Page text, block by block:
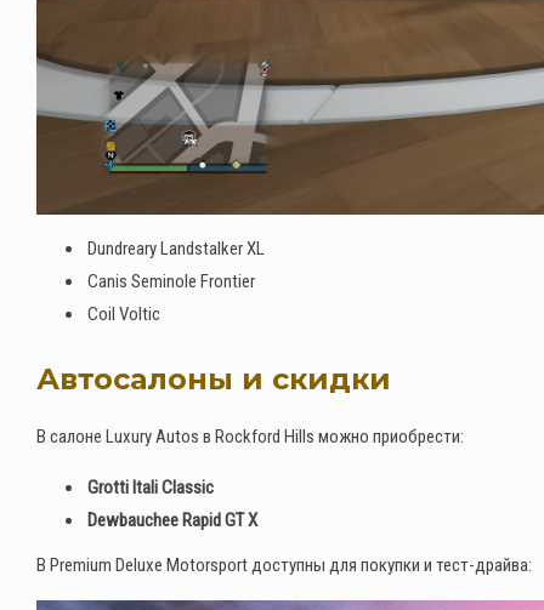
Dundreary Landstalker XL
Canis Seminole Frontier
Coil Voltic
Автосалоны и скидки
В салоне Luxury Autos в Rockford Hills можно приобрести:
Grotti Itali Classic
Dewbauchee Rapid GT X
В Premium Deluxe Motorsport доступны для покупки и тест-драйва: